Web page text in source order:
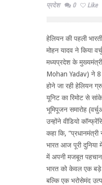
प्रदेश
0 Like
हेलियन की पहली
मोहन यादव ने किया
मध्यप्रदेश के
Mohan Yadav) ने 8
होने जा रही हेलियन
यूनिट का रिमोट से
भूमिपूजन समारोह
उन्होंने वीडियो
कहा कि,
भारत आज पूरी दुनिया
में अपनी मजबूत
भारत को केवल एक बड़े
बल्कि एक भरोसेमंद